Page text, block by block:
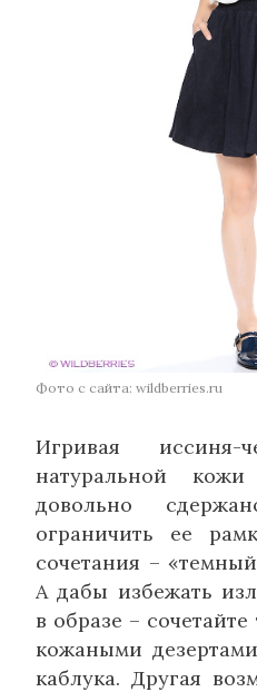
Фото с сайта: wildberries.ru
Игривая
натуральной
довольно
ограничить ее
сочетания –
А дабы избежать
в образе –
кожаными
каблука. Другая